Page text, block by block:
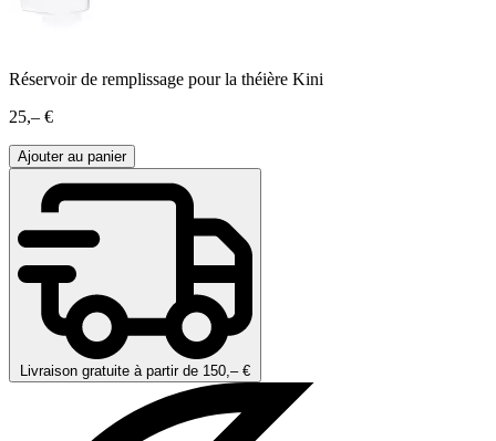
Réservoir de remplissage pour la théière Kini
25,– €
Ajouter au panier
Livraison gratuite à partir de 150,– €